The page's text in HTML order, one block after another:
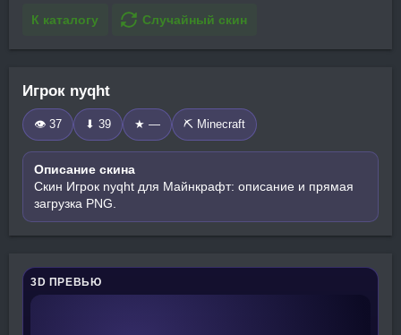
К каталогу Случайный скин
Игрок nyqht
👁 37 ⬇ 39 ★ — ⛏️ Minecraft
Описание скина
Скин Игрок nyqht для Майнкрафт: описание и прямая
загрузка PNG.
3D ПРЕВЬЮ